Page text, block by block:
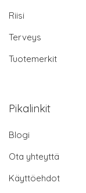
Riisi
Terveys
Tuotemerkit
Pikalinkit
Blogi
Ota yhteyttä
Käyttöehdot